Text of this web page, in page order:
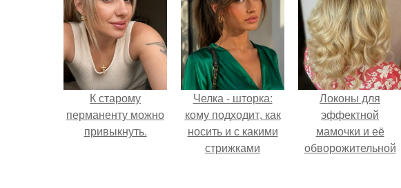
К старому
перманенту можно
привыкнуть.
Челка - шторка:
кому подходит, как
носить и с какими
стрижками
Локоны для
эффектной
мамочки и её
обворожительной